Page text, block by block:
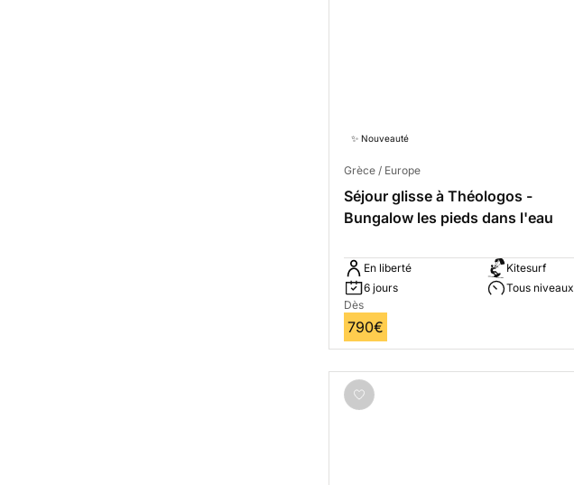
✨ Nouveauté
Grèce / Europe
Séjour glisse à Théologos -
Bungalow les pieds dans l'eau
En liberté
6 jours
Kitesurf
Tous niveaux
Dès
790€